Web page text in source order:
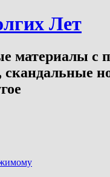
Лет
материалы с
скандальные